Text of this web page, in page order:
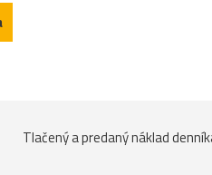
Tlačený a predaný náklad